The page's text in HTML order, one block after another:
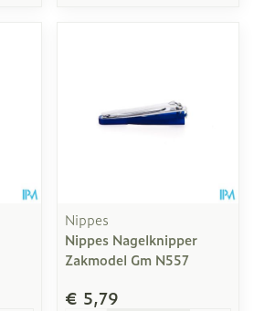
Nippes
Nippes Nagelknipper
Zakmodel Gm N557
€ 5,79